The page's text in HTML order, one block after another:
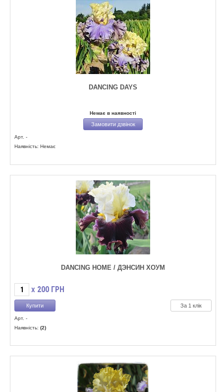
DANCING DAYS
Немає в наявності
Замовити дзвінок
Арт. -
Наявність: Немає
DANCING HOME / ДЭНСИН ХОУМ
X 200 ГРН
За 1 клік
Арт. -
Наявність: (2)